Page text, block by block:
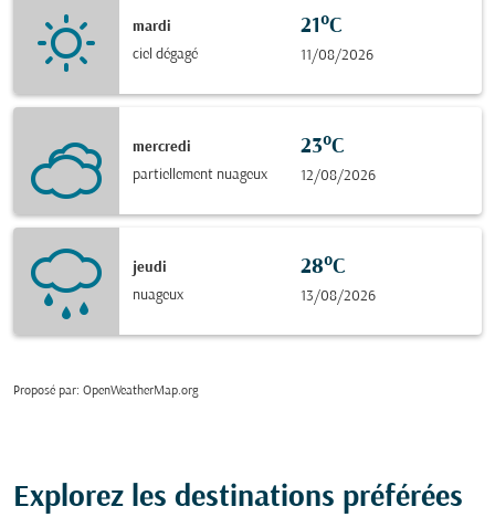
mardi
ciel dégagé
21°C
11/08/2026
mercredi
partiellement nuageux
23°C
12/08/2026
jeudi
nuageux
28°C
13/08/2026
Proposé par: OpenWeatherMap.org
Explorez les destinations préférées